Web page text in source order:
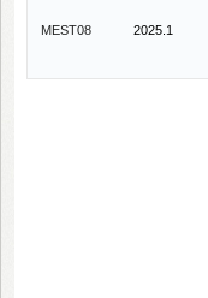
MEST08 2025.1